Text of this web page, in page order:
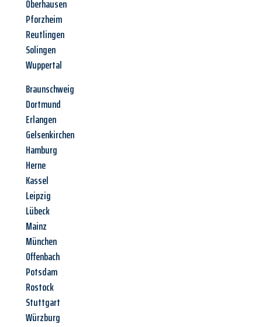
Oberhausen
Pforzheim
Reutlingen
Solingen
Wuppertal
Braunschweig
Dortmund
Erlangen
Gelsenkirchen
Hamburg
Herne
Kassel
Leipzig
Lübeck
Mainz
München
Offenbach
Potsdam
Rostock
Stuttgart
Würzburg